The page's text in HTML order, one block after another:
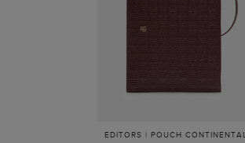
EDITORS | POUCH CONTINENTAL